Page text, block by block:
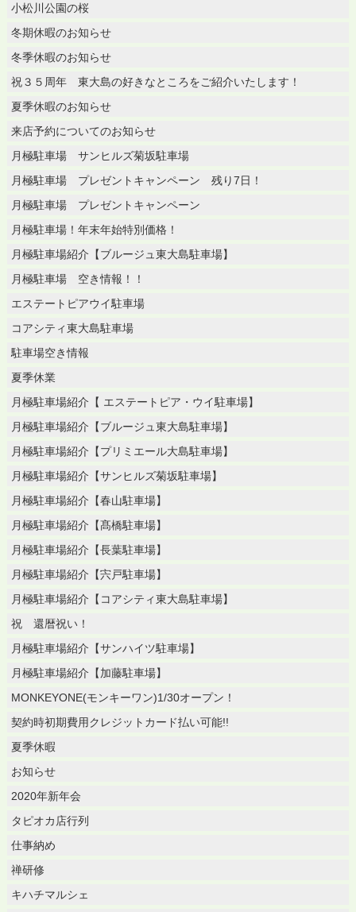
小松川公園の桜
冬期休暇のお知らせ
冬季休暇のお知らせ
祝３５周年 東大島の好きなところをご紹介いたします！
夏季休暇のお知らせ
来店予約についてのお知らせ
月極駐車場 サンヒルズ菊坂駐車場
月極駐車場 プレゼントキャンペーン 残り7日！
月極駐車場 プレゼントキャンペーン
月極駐車場！年末年始特別価格！
月極駐車場紹介【ブルージュ東大島駐車場】
月極駐車場 空き情報！！
エステートピアウイ駐車場
コアシティ東大島駐車場
駐車場空き情報
夏季休業
月極駐車場紹介【 エステートピア・ウイ駐車場】
月極駐車場紹介【ブルージュ東大島駐車場】
月極駐車場紹介【プリミエール大島駐車場】
月極駐車場紹介【サンヒルズ菊坂駐車場】
月極駐車場紹介【春山駐車場】
月極駐車場紹介【髙橋駐車場】
月極駐車場紹介【長葉駐車場】
月極駐車場紹介【宍戸駐車場】
月極駐車場紹介【コアシティ東大島駐車場】
祝 還暦祝い！
月極駐車場紹介【サンハイツ駐車場】
月極駐車場紹介【加藤駐車場】
MONKEYONE(モンキーワン)1/30オープン！
契約時初期費用クレジットカード払い可能!!
夏季休暇
お知らせ
2020年新年会
タピオカ店行列
仕事納め
禅研修
キハチマルシェ